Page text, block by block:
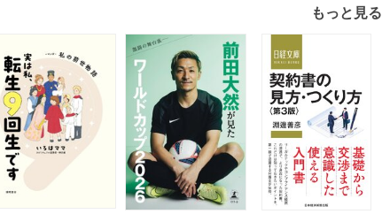
もっと見る
e
t